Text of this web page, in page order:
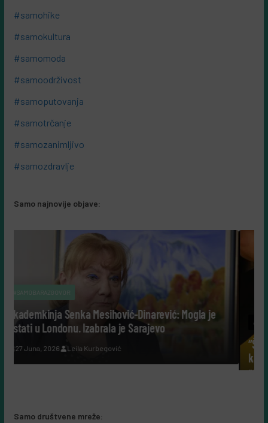
#samohike
#samokultura
#samomoda
#samoodrživost
#samoputovanja
#samotrčanje
#samozanimljivo
#samozdravlje
Samo najnovije objave:
Mogla je
#SAMOBIZNIS
“Šuplje priče uz Leerdammer”:
kampanja koja je fudbalsku